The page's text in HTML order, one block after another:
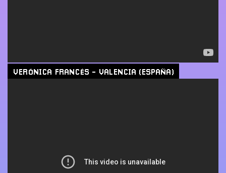
VERÓNICA FRANCÉS - VALENCIA (ESPAÑA)